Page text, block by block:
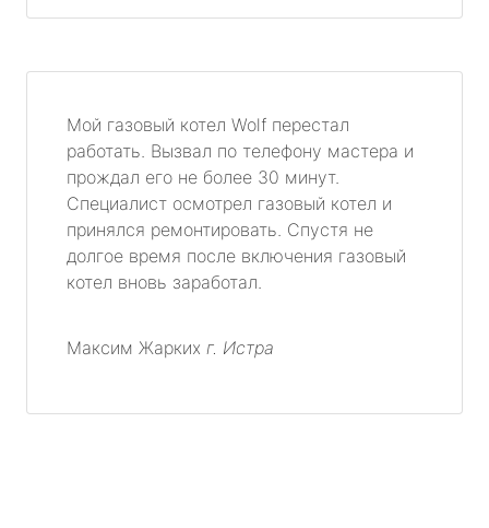
Мой газовый котел Wolf перестал
работать. Вызвал по телефону мастера и
прождал его не более 30 минут.
Специалист осмотрел газовый котел и
принялся ремонтировать. Спустя не
долгое время после включения газовый
котел вновь заработал.
Максим Жарких г. Истра